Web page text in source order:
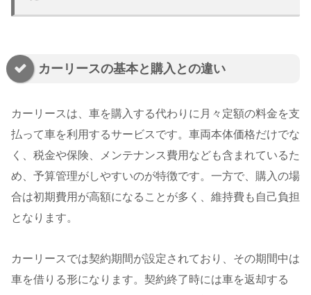
カーリースの基本と購入との違い
カーリースは、車を購入する代わりに月々定額の料金を支
払って車を利用するサービスです。車両本体価格だけでな
く、税金や保険、メンテナンス費用なども含まれているた
め、予算管理がしやすいのが特徴です。一方で、購入の場
合は初期費用が高額になることが多く、維持費も自己負担
となります。
カーリースでは契約期間が設定されており、その期間中は
車を借りる形になります。契約終了時には車を返却する